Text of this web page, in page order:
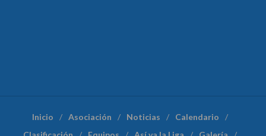
Inicio Asociación Noticias
Calendario